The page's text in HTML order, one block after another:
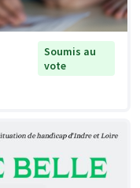
Soumis au
vote